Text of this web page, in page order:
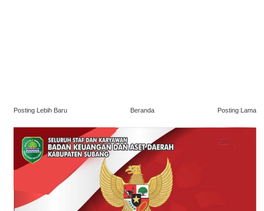
Posting Lebih Baru Posting Lama
Beranda